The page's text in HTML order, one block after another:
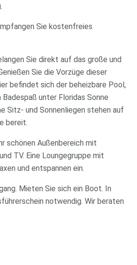
Sie kostenfreies
Sie direkt auf das große und
Sie die Vorzüge dieser
befindet sich der beheizbare Pool,
unter Floridas Sonne
Sitz- und Sonnenliegen stehen auf
bereit.
schönen Außenbereich mit
TV. Eine Loungegruppe mit
und entspannen ein.
Mieten Sie sich ein Boot. In
notwendig. Wir beraten